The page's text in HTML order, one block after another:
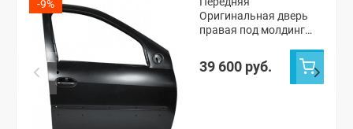
-9%
Оригинальная дверь
правая под молдинг
жемчужина 676)
39 600 руб.